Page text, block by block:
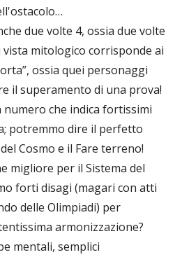
due volte 4, ossia due volte
mitologico corrisponde ai
ossia quei personaggi
il superamento di una prova!
che indica fortissimi
potremmo dire il perfetto
Cosmo e il Fare terreno!
migliore per il Sistema del
forti disagi (magari con atti
delle Olimpiadi) per
armonizzazione?
mentali, semplici